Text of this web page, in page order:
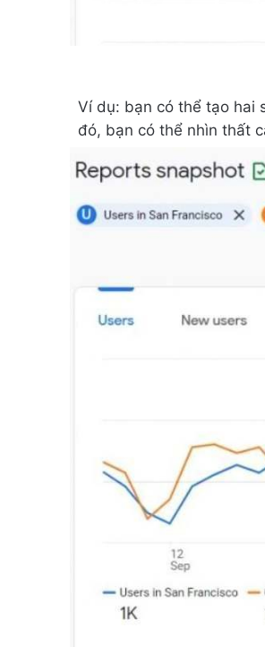
Ví dụ: bạn có thể tạo hai
đó, bạn có thể nhìn thất